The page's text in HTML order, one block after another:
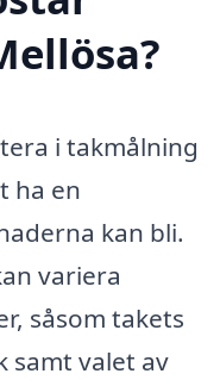
i takmålning
ha en
kan bli.
variera
såsom takets
samt valet av